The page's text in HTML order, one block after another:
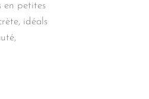
en petites
idéals